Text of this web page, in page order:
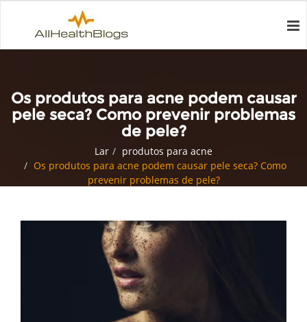
Os produtos para acne podem causar
pele seca? Como prevenir problemas
de pele?
Lar
produtos para acne
Os produtos para acne podem causar pele seca? Como
prevenir problemas de pele?